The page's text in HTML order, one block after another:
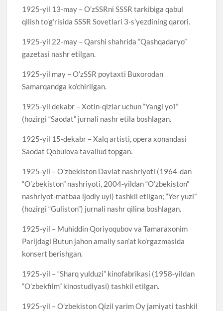
1925-yil 13-may – O’zSSRni SSSR tarkibiga qabul
qilish to’g’risida SSSR Sovetlari 3-s’yezdining qarori.
1925-yil 22-may – Qarshi shahrida “Qashqadaryo”
gazetasi nashr etilgan.
1925-yil may – O’zSSR poytaxti Buxorodan
Samarqandga ko’chirilgan.
1925-yil dekabr – Xotin-qizlar uchun “Yangi yo’l”
(hozirgi “Saodat” jurnali nashr etila boshlagan.
1925-yil 15-dekabr – Xalq artisti, opera xonandasi
Saodat Qobulova tavallud topgan.
1925-yil – O’zbekiston Davlat nashriyoti (1964-dan
“O’zbekiston” nashriyoti, 2004-yildan “O’zbekiston”
nashriyot-matbaa ijodiy uyi) tashkil etilgan; “Yer yuzi”
(hozirgi “Guliston”) jurnali nashr qilina boshlagan.
1925-yil – Muhiddin Qoriyoqubov va Tamaraxonim
Parijdagi Butun jahon amaliy san’at ko’rgazmasida
konsert berishgan.
1925-yil – “Sharq yulduzi” kinofabrikasi (1958-yildan
“O’zbekfilm” kinostudiyasi) tashkil etilgan.
1925-yil – O’zbekiston Qizil yarim Oy jamiyati tashkil